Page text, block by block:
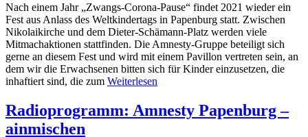
Nach einem Jahr „Zwangs-Corona-Pause“ findet 2021 wieder ein
Fest aus Anlass des Weltkindertags in Papenburg statt. Zwischen
Nikolaikirche und dem Dieter-Schämann-Platz werden viele
Mitmachaktionen stattfinden. Die Amnesty-Gruppe beteiligt sich
gerne an diesem Fest und wird mit einem Pavillon vertreten sein, an
dem wir die Erwachsenen bitten sich für Kinder einzusetzen, die
inhaftiert sind, die zum Weiterlesen
Radioprogramm: Amnesty Papenburg –
ainmischen